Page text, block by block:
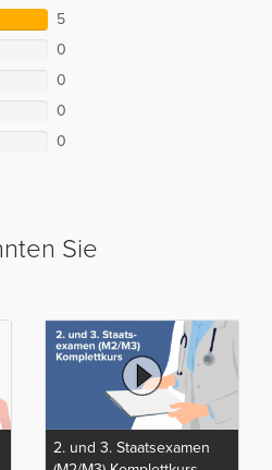
5
0
0
0
0
Sie
2. und 3. Staatsexamen